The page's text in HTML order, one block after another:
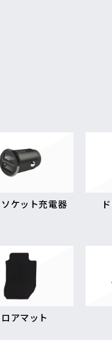
ケット充電器
アマット